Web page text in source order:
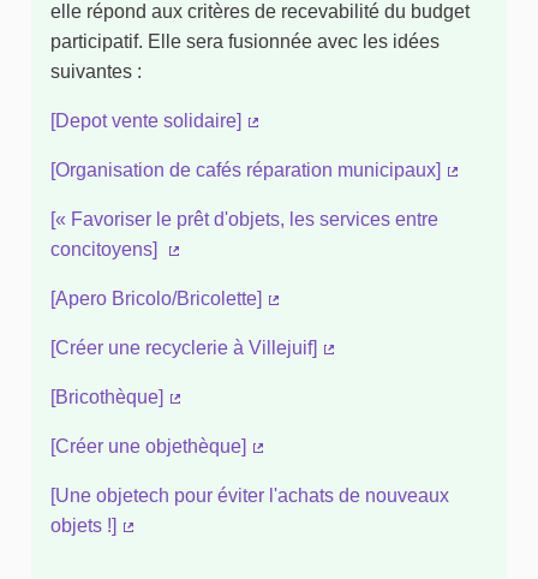
elle répond aux critères de recevabilité du budget
participatif. Elle sera fusionnée avec les idées
suivantes :
[Depot vente solidaire]
[Organisation de cafés réparation municipaux]
[« Favoriser le prêt d'objets, les services entre
concitoyens]
[Apero Bricolo/Bricolette]
[Créer une recyclerie à Villejuif]
[Bricothèque]
[Créer une objethèque]
[Une objetech pour éviter l'achats de nouveaux
objets !]